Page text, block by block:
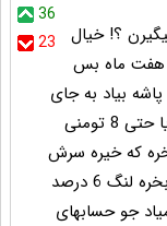
36
23
زدی 60 درصد میگیرن ؟! خیال
هفت ماه بس
بیاد به جای
چند ماه پیش که میتونست دلاره 6 و 7 یا حتی 8 تومنی
که خیره سرش
سود کنه ؟! فکر کردی کسیکه میخواست بخره لنگ 6 درصد
جو حسابهای